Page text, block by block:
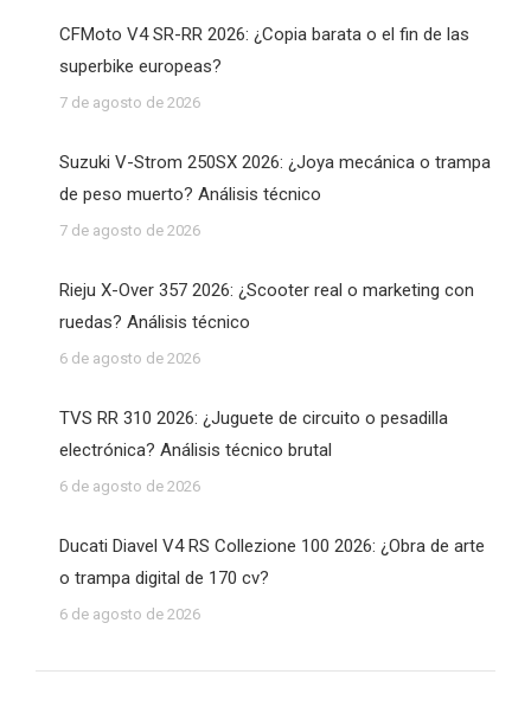
CFMoto V4 SR-RR 2026: ¿Copia barata o el fin de las
superbike europeas?
7 de agosto de 2026
Suzuki V-Strom 250SX 2026: ¿Joya mecánica o trampa
de peso muerto? Análisis técnico
7 de agosto de 2026
Rieju X-Over 357 2026: ¿Scooter real o marketing con
ruedas? Análisis técnico
6 de agosto de 2026
TVS RR 310 2026: ¿Juguete de circuito o pesadilla
electrónica? Análisis técnico brutal
6 de agosto de 2026
Ducati Diavel V4 RS Collezione 100 2026: ¿Obra de arte
o trampa digital de 170 cv?
6 de agosto de 2026